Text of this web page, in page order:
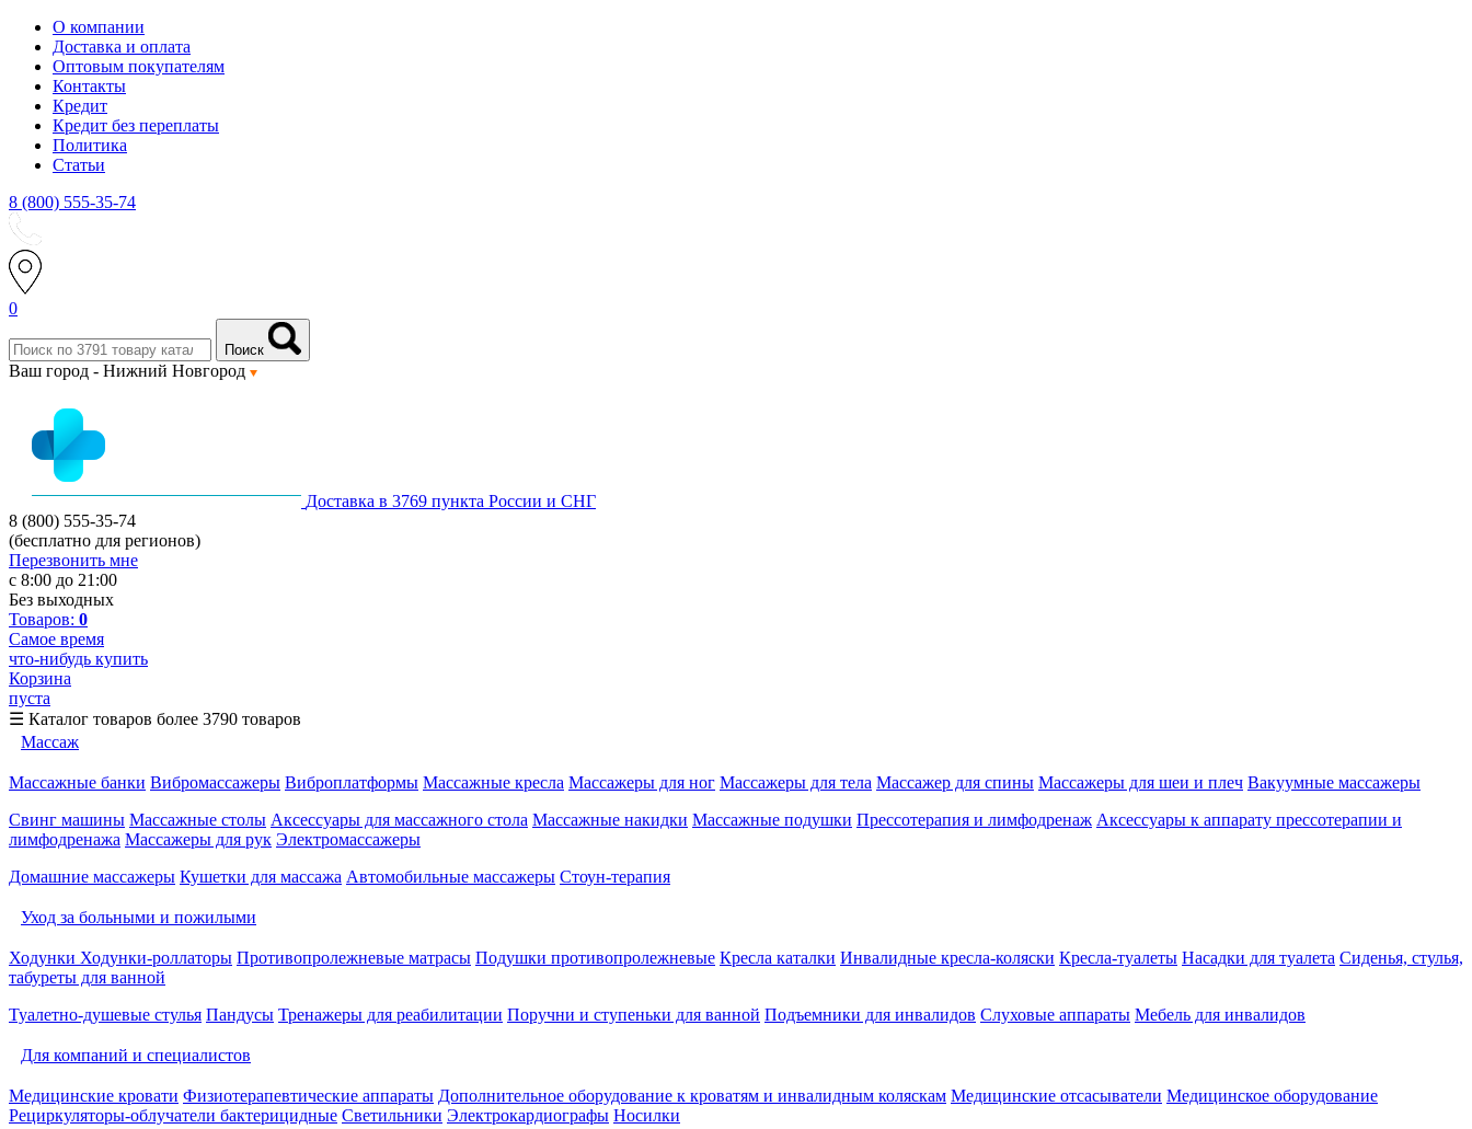
О компании
Доставка и оплата
Оптовым покупателям
Контакты
Кредит
Кредит без переплаты
Политика
Статьи
8 (800) 555-35-74
0
Поиск
Ваш город - Нижний Новгород
Доставка в 3769 пункта России и СНГ
8 (800) 555-35-74
(бесплатно для регионов)
Перезвонить мне
с 8:00 до 21:00
Без выходных
Товаров: 0
Самое время
что-нибудь купить
Корзина
пуста
☰ Каталог товаров более 3790 товаров
Массаж
Массажные банки Вибромассажеры Виброплатформы Массажные кресла Массажеры для ног Массажеры для тела Массажер для спины Массажеры для шеи и плеч Вакуумные массажеры
Свинг машины Массажные столы Аксессуары для массажного стола Массажные накидки Массажные подушки Прессотерапия и лимфодренаж Аксессуары к аппарату прессотерапии и
лимфодренажа Массажеры для рук Электромассажеры
Домашние массажеры Кушетки для массажа Автомобильные массажеры Стоун-терапия
Уход за больными и пожилыми
Ходунки Ходунки-роллаторы Противопролежневые матрасы Подушки противопролежневые Кресла каталки Инвалидные кресла-коляски Кресла-туалеты Насадки для туалета Сиденья, стулья,
табуреты для ванной
Туалетно-душевые стулья Пандусы Тренажеры для реабилитации Поручни и ступеньки для ванной Подъемники для инвалидов Слуховые аппараты Мебель для инвалидов
Для компаний и специалистов
Медицинские кровати Физиотерапевтические аппараты Дополнительное оборудование к кроватям и инвалидным коляскам Медицинские отсасыватели Медицинское оборудование
Рециркуляторы-облучатели бактерицидные Светильники Электрокардиографы Носилки